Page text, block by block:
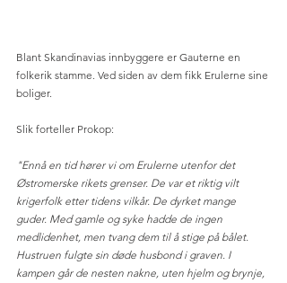
Blant Skandinavias innbyggere er Gauterne en
folkerik stamme. Ved siden av dem fikk Erulerne sine
boliger.
Slik forteller Prokop:
"Ennå en tid hører vi om Erulerne utenfor det
Østromerske rikets grenser. De var et riktig vilt
krigerfolk etter tidens vilkår. De dyrket mange
guder. Med gamle og syke hadde de ingen
medlidenhet, men tvang dem til å stige på bålet.
Hustruen fulgte sin døde husbond i graven. I
kampen går de nesten nakne, uten hjelm og brynje,